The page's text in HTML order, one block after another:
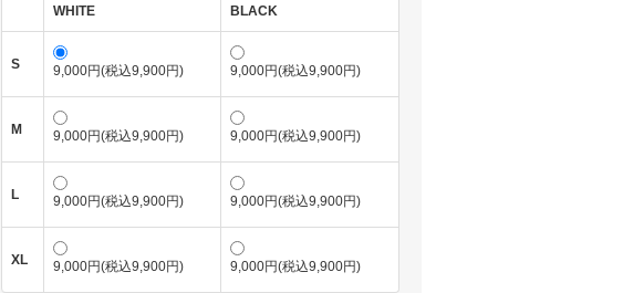
WHITE BLACK
S 9,000円(税込9,900円) 9,000円(税込9,900円)
M 9,000円(税込9,900円) 9,000円(税込9,900円)
L 9,000円(税込9,900円) 9,000円(税込9,900円)
XL 9,000円(税込9,900円) 9,000円(税込9,900円)